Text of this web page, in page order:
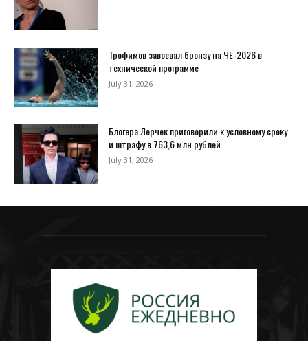
Трофимов завоевал бронзу на ЧЕ-2026 в
технической программе
July 31, 2026
Блогера Лерчек приговорили к условному сроку
и штрафу в 763,6 млн рублей
July 31, 2026